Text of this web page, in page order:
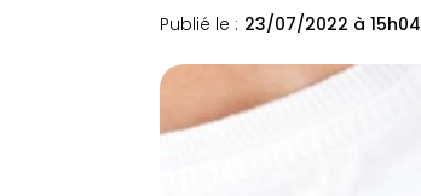
Publié le : 23/07/2022 à 15h04